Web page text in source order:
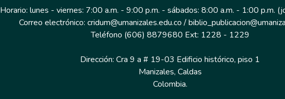
Horario: lunes - viernes: 7:00 a.m. - 9:00 p.m. - sábados: 8:00 a.m. - 1:00 p.m.
Correo electrónico: cridum@umanizales.edu.co /
Teléfono (606) 8879680 Ext: 1228 - 1229
Dirección: Cra 9 a # 19-03 Edificio histórico, piso 1
Manizales, Caldas
Colombia.